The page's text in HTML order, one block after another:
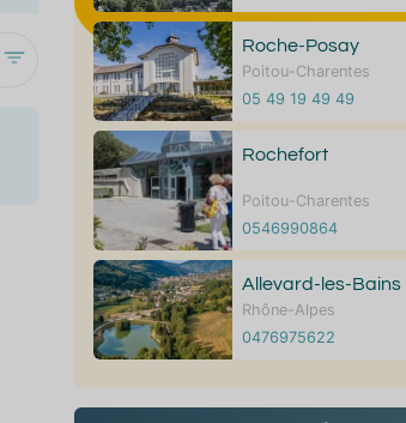
Roche-Posay
Poitou-Charentes
05 49 19 49 49
Rochefort
Poitou-Charentes
0546990864
Allevard-les-Bains
Rhône-Alpes
0476975622